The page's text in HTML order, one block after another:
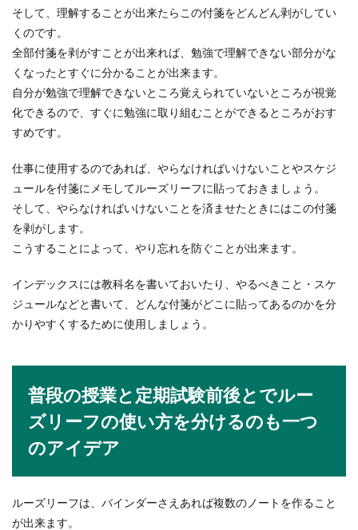
そして、理解することが出来たらこの付箋をどんどん剥がしてい
くのです。
全部付箋を剥がすことが出来れば、勉強で理解できない部分がな
くなったとすぐに分かることが出来ます。
自分が勉強で理解できないところ覚えられていないところが視覚
化できるので、すぐに勉強に取り組むことができるところがおす
すめです。
仕事に使用するのであれば、やらなければいけないことやスケジ
ュールを付箋にメモしてルーズリーフに貼っておきましょう。
そして、やらなければいけないことを済ませたときにはこの付箋
を剥がします。
こうすることによって、やり忘れを防ぐことが出来ます。
インデックスには教科名を書いておいたり、やるべきこと・スケ
ジュールなどと書いて、どんな付箋がどこに貼ってあるのかを分
かりやすくするために使用しましょう。
普段の授業と定期試験前後とでルー
ズリーフの使い方を分けるのも一つ
のアイデア
ルーズリーフは、バインダーさえあれば複数のノートを作ること
が出来ます。